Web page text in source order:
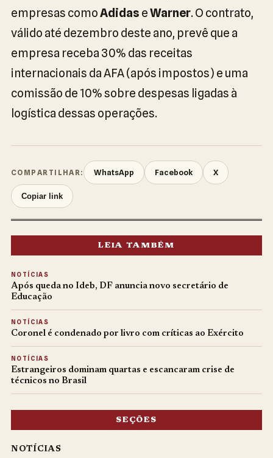
empresas comoAdidas eWarner. O contrato,
válido até dezembro deste ano, prevê que a
empresa receba 30% das receitas
internacionais da AFA (após impostos) e uma
comissão de 10% sobre despesas ligadas à
logística dessas operações.
COMPARTILHAR: WhatsApp Facebook X
Copiar link
LEIA TAMBÉM
NOTÍCIAS
Após queda no Ideb, DF anuncia novo secretário de
Educação
NOTÍCIAS
Coronel é condenado por livro com críticas ao Exército
NOTÍCIAS
Estrangeiros dominam quartas e escancaram crise de
técnicos no Brasil
SEÇÕES
NOTÍCIAS